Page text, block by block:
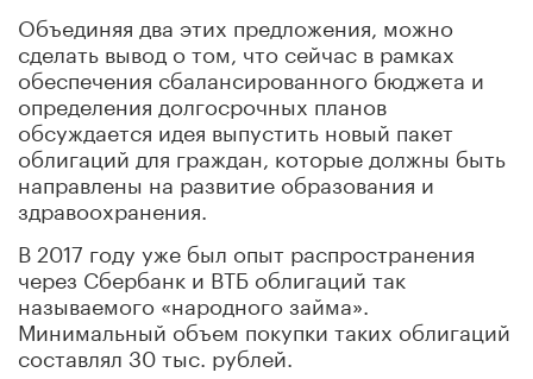
Объединяя два этих предложения, можно
сделать вывод о том, что сейчас в рамках
обеспечения сбалансированного бюджета и
определения долгосрочных планов
обсуждается идея выпустить новый пакет
облигаций для граждан, которые должны быть
направлены на развитие образования и
здравоохранения.
В 2017 году уже был опыт распространения
через Сбербанк и ВТБ облигаций так
называемого «народного займа».
Минимальный объем покупки таких облигаций
составлял 30 тыс. рублей.